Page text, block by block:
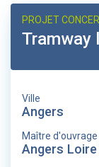
PROJET
Tramway
Ville
Angers
Maître d'ouvrage
Angers